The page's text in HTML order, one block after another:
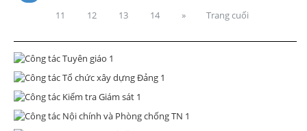
11
12 13 14 » Trang cuối